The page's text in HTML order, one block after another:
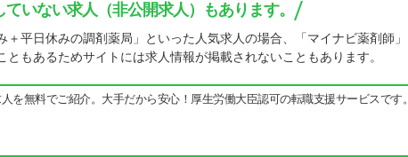
いない求人（非公開求人）もあります。
＋平日休みの調剤薬局」といった人気求人の場合、「マイナビ薬剤師」
もあるためサイトには求人情報が掲載されないこともあります。
を無料でご紹介。大手だから安心！厚生労働大臣認可の転職支援サービスです。